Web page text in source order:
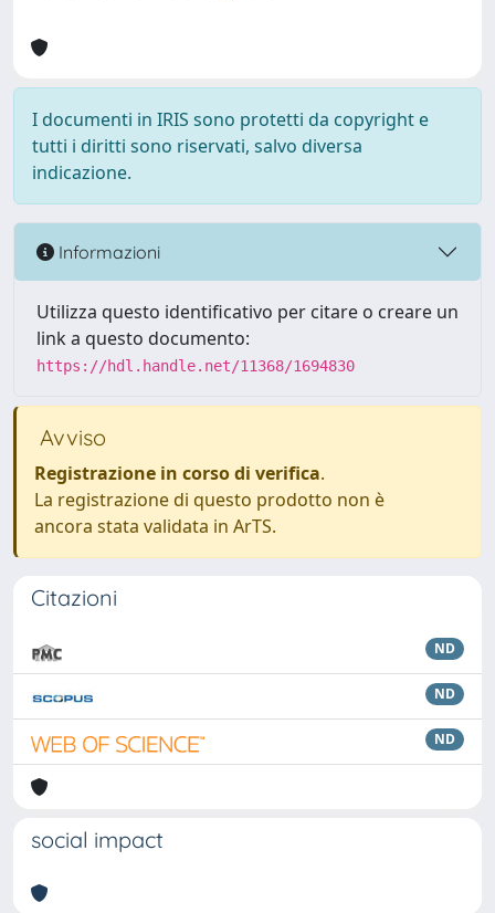
I documenti in IRIS sono protetti da copyright e
tutti i diritti sono riservati, salvo diversa
indicazione.
Informazioni
Utilizza questo identificativo per citare o creare un
link a questo documento:
https://hdl.handle.net/11368/1694830
Avviso
Registrazione in corso di verifica.
La registrazione di questo prodotto non è
ancora stata validata in ArTS.
Citazioni
ND
ND
ND
social impact